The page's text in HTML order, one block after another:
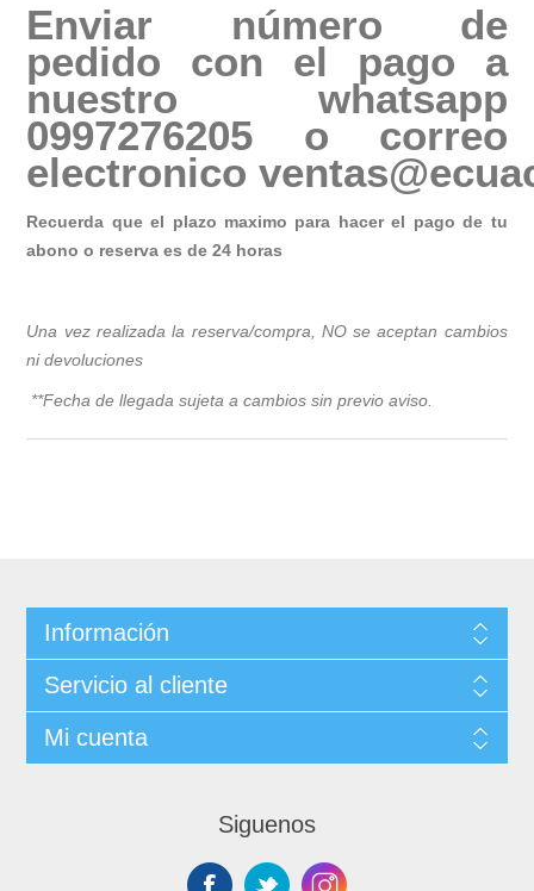
Enviar número de
pedido con el pago a
nuestro whatsapp
0997276205 o correo
electronico
Recuerda que el plazo maximo para hacer el pago de tu
abono o reserva es de 24 horas
Una vez realizada la reserva/compra, NO se aceptan cambios
ni devoluciones
**Fecha de llegada sujeta a cambios sin previo aviso.
Información
Servicio al cliente
Mi cuenta
Siguenos